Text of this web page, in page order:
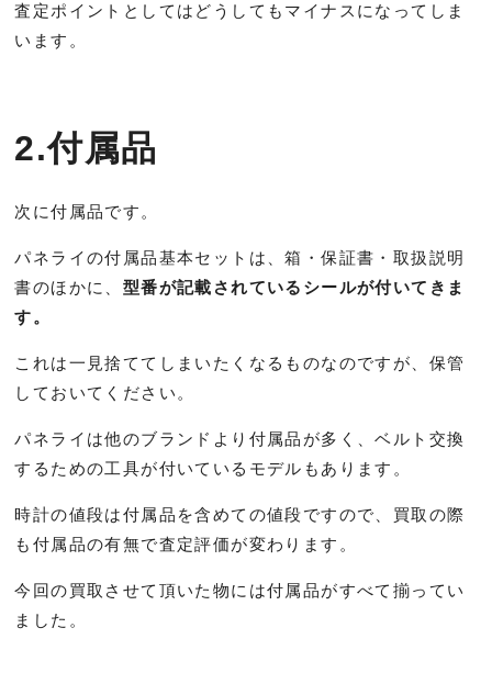
査定ポイントとしてはどうしてもマイナスになってしま
います。
2.付属品
次に付属品です。
パネライの付属品基本セットは、箱・保証書・取扱説明
書のほかに、 型番が記載されているシールが付いてきま
す。
これは一見捨ててしまいたくなるものなのですが、保管
しておいてください。
パネライは他のブランドより付属品が多く、ベルト交換
するための工具が付いているモデルもあります。
時計の値段は付属品を含めての値段ですので、買取の際
も付属品の有無で査定評価が変わります。
今回の買取させて頂いた物には付属品がすべて揃ってい
ました。